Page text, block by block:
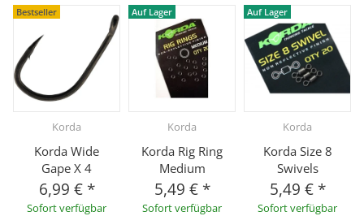
Bestseller
Korda
Korda Wide
Gape X 4
6,99 € *
Sofort verfügbar
Auf Lager
Korda
Korda Rig Ring
Medium
5,49 € *
Sofort verfügbar
Auf Lager
Korda
Korda Size 8
Swivels
5,49 € *
Sofort verfügbar